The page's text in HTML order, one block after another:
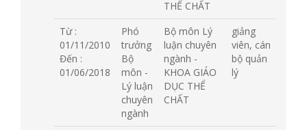
THỂ CHẤT
Từ :
01/11/2010
Đến :
01/06/2018
Phó
trưởng
Bộ
môn -
Lý luận
chuyên
ngành
Bộ môn Lý
luận chuyên
ngành -
KHOA GIÁO
DỤC THỂ
CHẤT
giảng
viên, cán
bộ quản
lý